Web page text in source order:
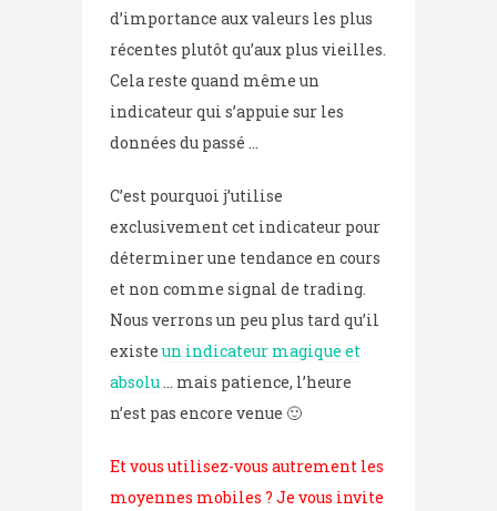
d’importance aux valeurs les plus
récentes plutôt qu’aux plus vieilles.
Cela reste quand même un
indicateur qui s’appuie sur les
données du passé …
C’est pourquoi j’utilise
exclusivement cet indicateur pour
déterminer une tendance en cours
et non comme signal de trading.
Nous verrons un peu plus tard qu’il
existeun indicateur magique et
absolu… mais patience, l’heure
n’est pas encore venue 🙂
Et vous utilisez-vous autrement les
moyennes mobiles ? Je vous invite